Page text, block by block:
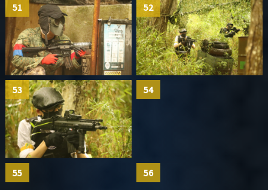
51 52
53 54
55 56